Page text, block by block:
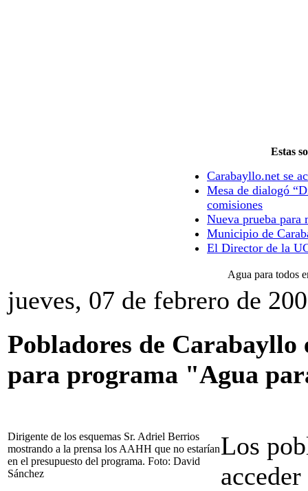
Estas
Carabayllo.net se
Mesa de dialogó
comisiones
Nueva prueba para
Municipio de
El Director de la
Agua para todos
jueves, 07 de febrero de
Pobladores de Carabayllo
para programa "Agua
Dirigente de los esquemas Sr. Adriel Berrios
mostrando a la prensa los AAHH que no estarían
en el presupuesto del programa. Foto: David
Sánchez
Los